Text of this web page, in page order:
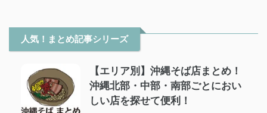
人気！まとめ記事シリーズ
【エリア別】沖縄そば店まとめ！
沖縄北部・中部・南部ごとにおい
しい店を探せて便利！